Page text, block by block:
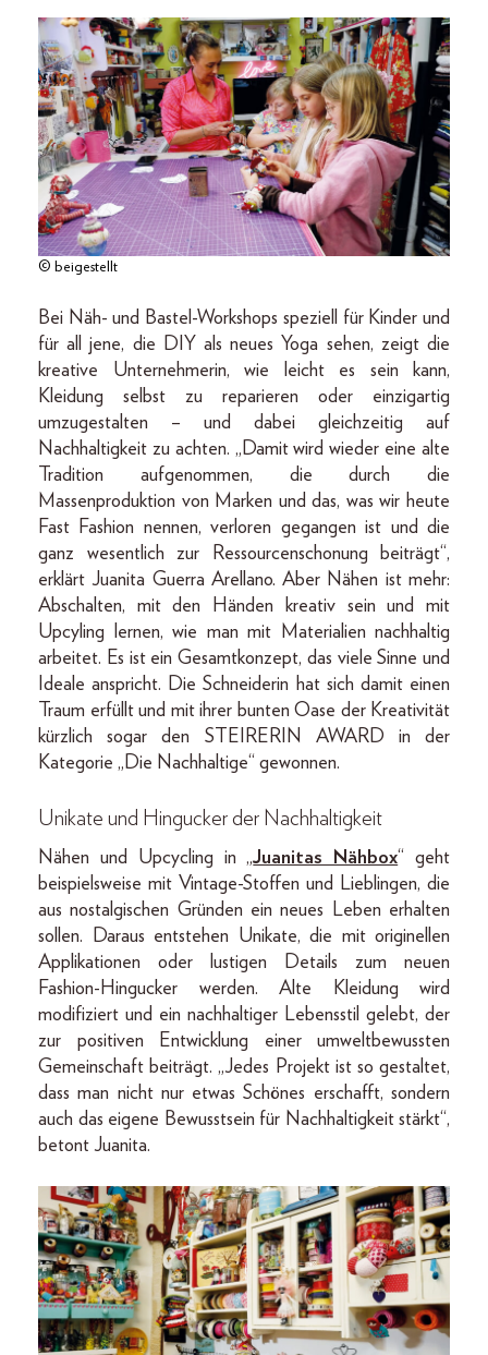
© beigestellt
Bei Näh- und Bastel-Workshops speziell für Kinder und
für all jene, die DIY als neues Yoga sehen, zeigt die
kreative Unternehmerin, wie leicht es sein kann,
Kleidung selbst zu reparieren oder einzigartig
umzugestalten – und dabei gleichzeitig auf
Nachhaltigkeit zu achten. „Damit wird wieder eine alte
Tradition aufgenommen, die durch die
Massenproduktion von Marken und das, was wir heute
Fast Fashion nennen, verloren gegangen ist und die
ganz wesentlich zur Ressourcenschonung beiträgt“,
erklärt Juanita Guerra Arellano. Aber Nähen ist mehr:
Abschalten, mit den Händen kreativ sein und mit
Upcyling lernen, wie man mit Materialien nachhaltig
arbeitet. Es ist ein Gesamtkonzept, das viele Sinne und
Ideale anspricht. Die Schneiderin hat sich damit einen
Traum erfüllt und mit ihrer bunten Oase der Kreativität
kürzlich sogar den STEIRERIN AWARD in der
Kategorie „Die Nachhaltige“ gewonnen.
Unikate und Hingucker der Nachhaltigkeit
Nähen und Upcycling in „Juanitas Nähbox“ geht
beispielsweise mit Vintage-­Stoffen und Lieblingen, die
aus nostalgischen Gründen ein neues Leben erhalten
sollen. Daraus entstehen Unikate, die mit originellen
Applikationen oder lustigen Details zum neuen
Fashion-­Hingucker werden. Alte Kleidung wird
modifiziert und ein nachhaltiger Lebensstil gelebt, der
zur positiven Entwicklung einer umweltbewussten
Gemeinschaft beiträgt. „Jedes Projekt ist so gestaltet,
dass man nicht nur etwas Schönes erschafft, sondern
auch das eigene Bewusstsein für Nachhaltigkeit stärkt“,
betont Juanita.